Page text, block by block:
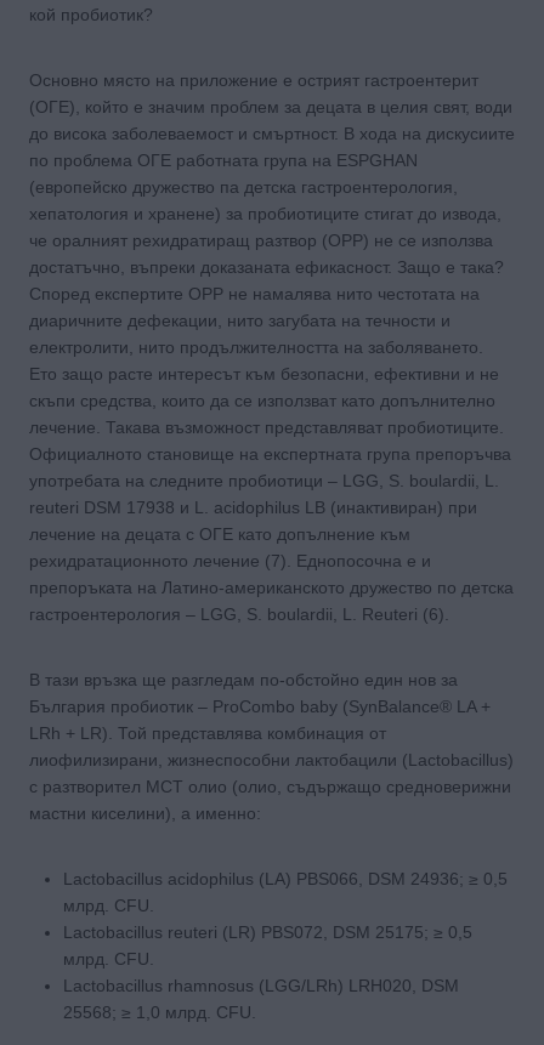
кой пробиотик?
Основно място на приложение е острият гастроентерит
(ОГЕ), който е значим проблем за децата в целия свят, води
до висока заболеваемост и смъртност. В хода на дискусиите
по проблема ОГЕ работната група на ESPGHAN
(европейско дружество па детска гастроентерология,
хепатология и хранене) за пробиотиците стигат до извода,
че оралният рехидратиращ разтвор (OРР) не се използва
достатъчно, въпреки доказаната ефикасност. Защо е така?
Според експертите OРР не намалява нито честотата на
диаричните дефекации, нито загубата на течности и
електролити, нито продължителността на заболяването.
Ето защо расте интересът към безопасни, ефективни и не
скъпи средства, които да се използват като допълнително
лечение. Такава възможност представляват пробиотиците.
Официалното становище на експертната група препоръчва
употребата на следните пробиотици – LGG, S. boulardii, L.
reuteri DSM 17938 и L. acidophilus LB (инактивиран) при
лечение на децата с ОГЕ като допълнение към
рехидратационното лечение (7). Еднопосочна е и
препоръката на Латино-американското дружество по детска
гастроентерология – LGG, S. boulardii, L. Reuteri (6).
В тази връзка ще разгледам по-обстойно един нов за
България пробиотик – ProCombo baby (SynBalance® LA +
LRh + LR). Той представлява комбинация от
лиофилизирани, жизнеспособни лактобацили (Lactobacillus)
с разтворител MCT олио (олио, съдържащо средноверижни
мастни киселини), а именно:
Lactobacillus acidophilus (LA) PBS066, DSM 24936; ≥ 0,5
млрд. CFU.
Lactobacillus reuteri (LR) PBS072, DSM 25175; ≥ 0,5
млрд. CFU.
Lactobacillus rhamnosus (LGG/LRh) LRH020, DSM
25568; ≥ 1,0 млрд. CFU.